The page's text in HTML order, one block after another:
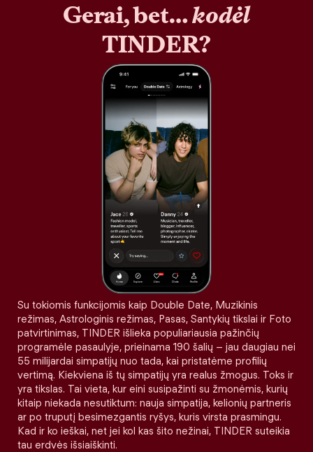
Gerai, bet…kodėl
TINDER?
Su tokiomis funkcijomis kaip Double Date, Muzikinis
režimas, Astrologinis režimas, Pasas, Santykių tikslai ir Foto
patvirtinimas, TINDER išlieka populiariausia pažinčių
programėle pasaulyje, prieinama 190 šalių – jau daugiau nei
55 milijardai simpatijų nuo tada, kai pristatėme profilių
vertimą. Kiekviena iš tų simpatijų yra realus žmogus. Toks ir
yra tikslas. Tai vieta, kur eini susipažinti su žmonėmis, kurių
kitaip niekada nesutiktum: nauja simpatija, kelionių partneris
ar po truputį besimezgantis ryšys, kuris virsta prasmingu.
Kad ir ko ieškai, net jei kol kas šito nežinai, TINDER suteikia
tau erdvės išsiaiškinti.